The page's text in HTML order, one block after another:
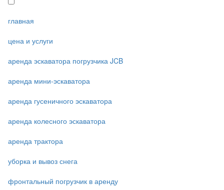
главная
цена и услуги
аренда эскаватора погрузчика JCB
аренда мини-эскаватора
аренда гусеничного эскаватора
аренда колесного эскаватора
аренда трактора
уборка и вывоз снега
фронтальный погрузчик в аренду